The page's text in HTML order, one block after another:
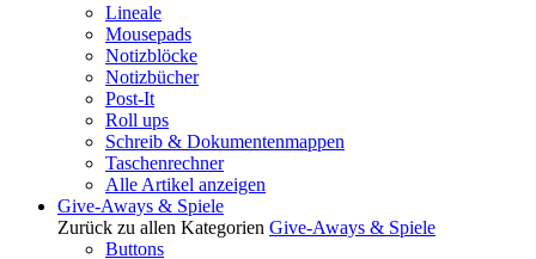
Lineale
Mousepads
Notizblöcke
Notizbücher
Post-It
Roll ups
Schreib & Dokumentenmappen
Taschenrechner
Alle Artikel anzeigen
Give-Aways & Spiele
Zurück zu allen Kategorien Give-Aways & Spiele
Buttons